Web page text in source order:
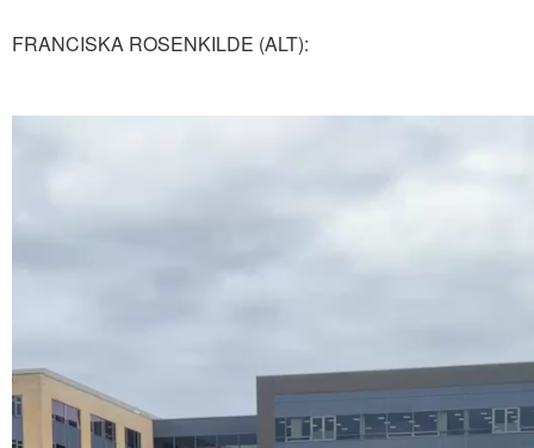
FRANCISKA ROSENKILDE (ALT):